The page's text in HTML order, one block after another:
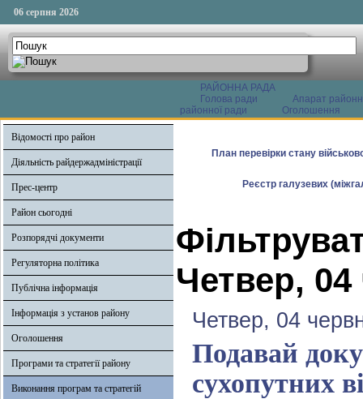
06 серпня 2026
РАЙОННА РАДА
Голова ради
Апарат
районної ради
Оголошення
Відомості про район
Діяльність райдержадміністрації
Прес-центр
Район сьогодні
Розпорядчі документи
Регуляторна політика
Публічна інформація
Інформація з установ району
Оголошення
Програми та стратегії району
Виконання програм та стратегій
План перевірки стану
Реєстр галузевих
Четвер,
Четвер, 04
Подавай
сухопутних